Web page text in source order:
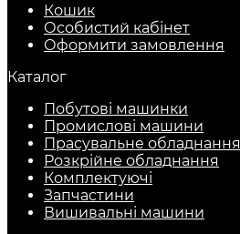
Кошик
Особистий кабінет
Оформити замовлення
Каталог
Побутові машинки
Промислові машини
Прасувальне обладнання
Розкрійне обладнання
Комплектуючі
Запчастини
Вишивальні машини